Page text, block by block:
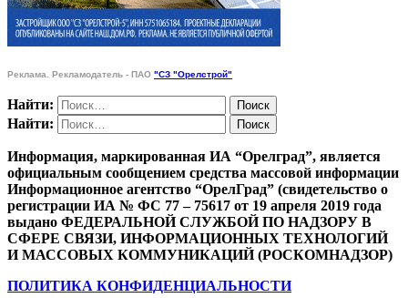
Реклама. Рекламодатель - ПАО "СЗ "Орелстрой"
Найти:
Найти:
Информация, маркированная ИА “Орелград”, является
официальным сообщением средства массовой информации
Информационное агентство “ОрелГрад” (свидетельство о
регистрации ИА № ФС 77 – 75617 от 19 апреля 2019 года
выдано ФЕДЕРАЛЬНОЙ СЛУЖБОЙ ПО НАДЗОРУ В
СФЕРЕ СВЯЗИ, ИНФОРМАЦИОННЫХ ТЕХНОЛОГИЙ
И МАССОВЫХ КОММУНИКАЦИЙ (РОСКОМНАДЗОР)
ПОЛИТИКА КОНФИДЕНЦИАЛЬНОСТИ